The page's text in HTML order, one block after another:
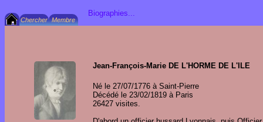
Biographies...
Jean-François-Marie DE L'HORME DE L'ILE
Né le 27/07/1776 à Saint-Pierre
Décédé le 23/02/1819 à Paris
26427 visites.